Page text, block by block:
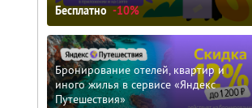
Бесплатно -10%
Бронирование отелей, квартир и
иного жилья в сервисе «Яндекс
Путешествия»